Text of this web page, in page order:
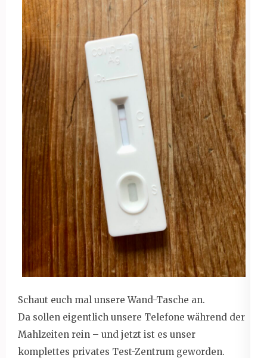
Schaut euch mal unsere Wand-Tasche an.
Da sollen eigentlich unsere Telefone während der
Mahlzeiten rein – und jetzt ist es unser
komplettes privates Test-Zentrum geworden.